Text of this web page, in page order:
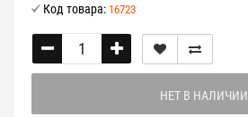
Код товара: 16723
НЕТ В НАЛИЧИИ